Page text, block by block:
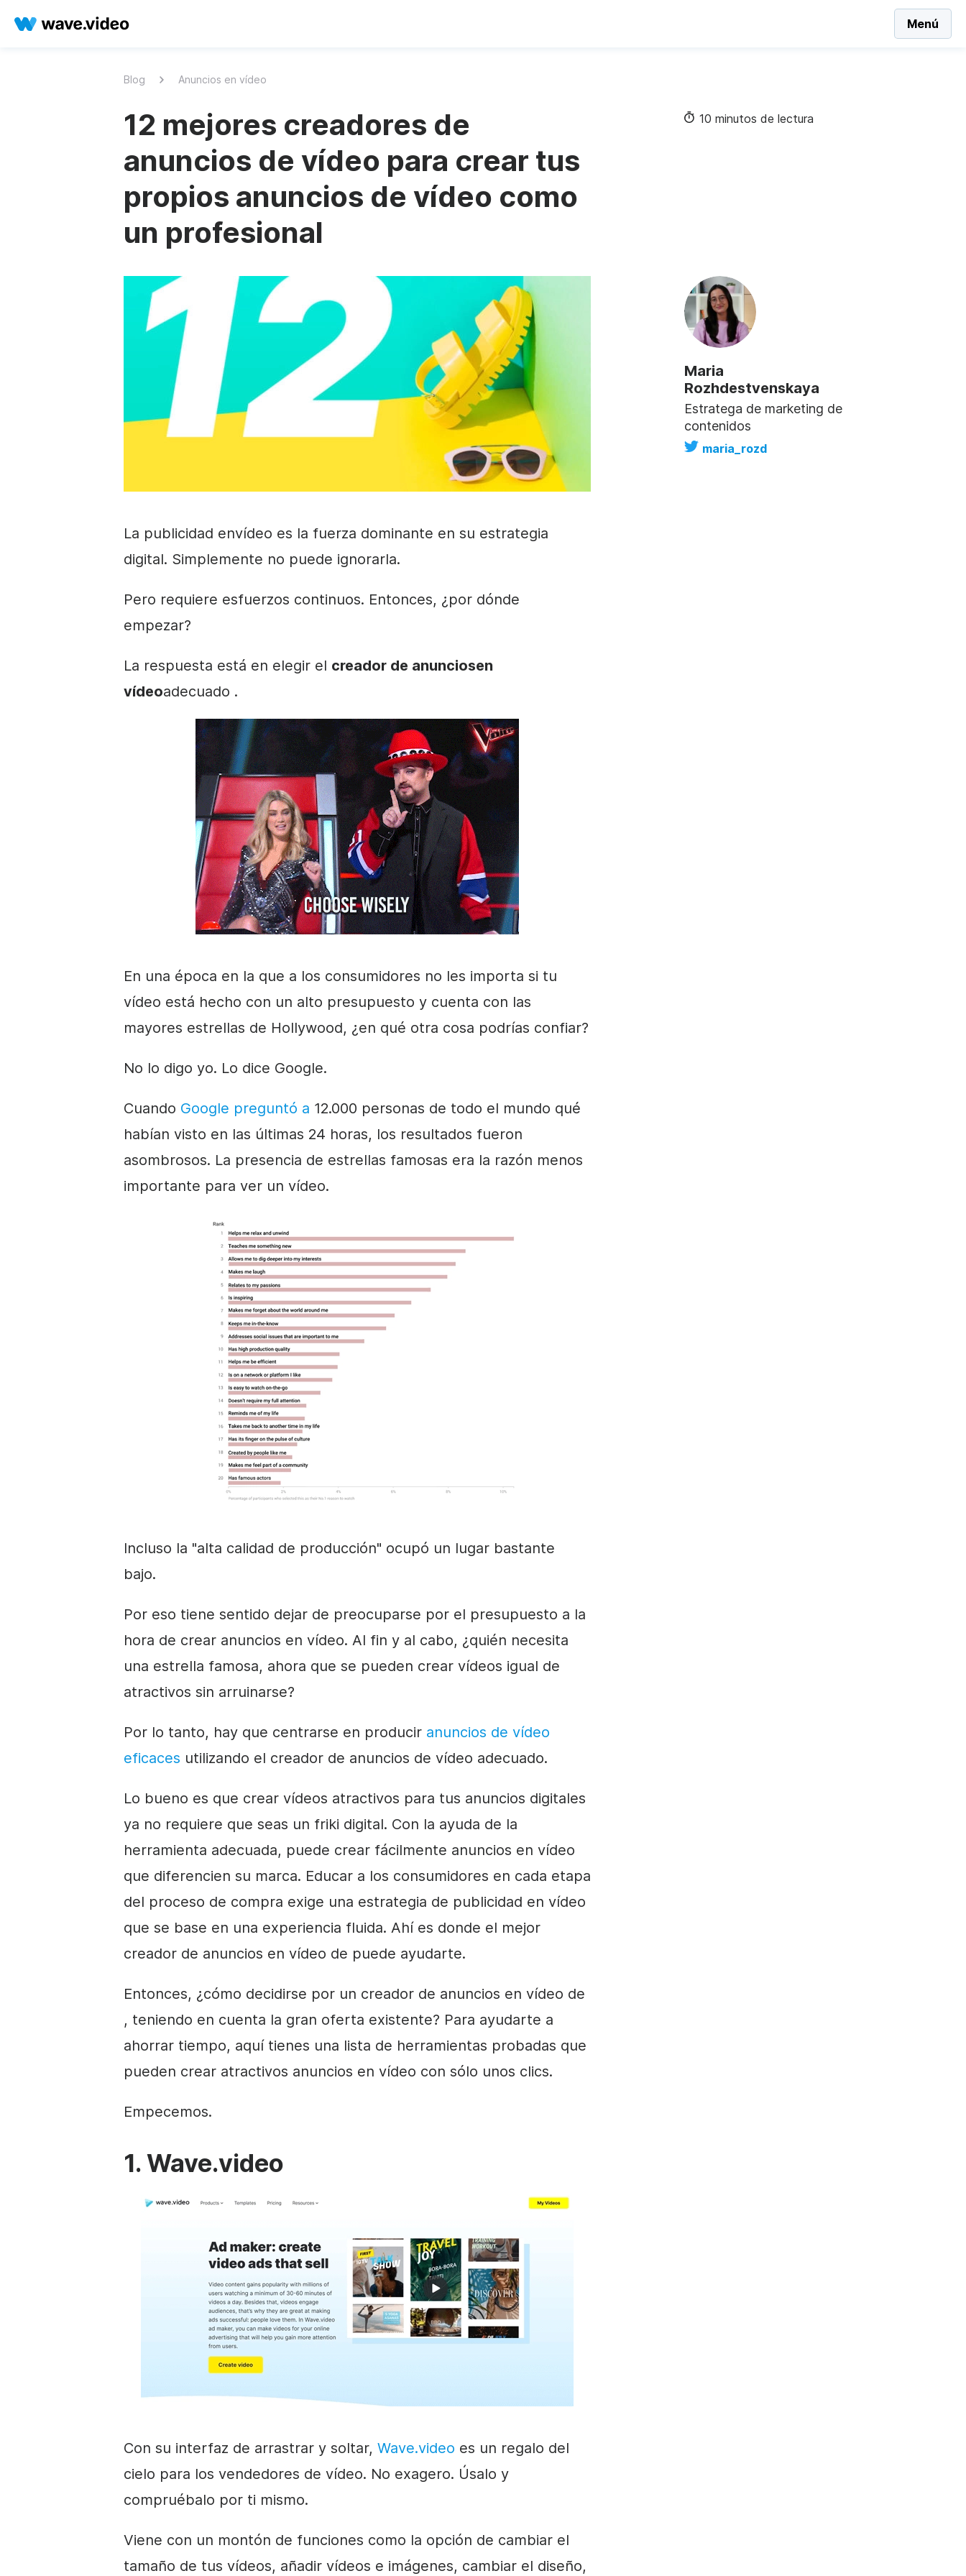
Menú
Blog Anuncios en vídeo
12 mejores creadores de
anuncios de vídeo para crear tus
propios anuncios de vídeo como
un profesional
10 minutos de lectura
Maria
Rozhdestvenskaya
Estratega de marketing de
contenidos
maria_rozd
La publicidad envídeo es la fuerza dominante en su estrategia
digital. Simplemente no puede ignorarla.
Pero requiere esfuerzos continuos. Entonces, ¿por dónde
empezar?
La respuesta está en elegir el creador de anunciosen
vídeoadecuado .
En una época en la que a los consumidores no les importa si tu
vídeo está hecho con un alto presupuesto y cuenta con las
mayores estrellas de Hollywood, ¿en qué otra cosa podrías confiar?
No lo digo yo. Lo dice Google.
Cuando Google preguntó a 12.000 personas de todo el mundo qué
habían visto en las últimas 24 horas, los resultados fueron
asombrosos. La presencia de estrellas famosas era la razón menos
importante para ver un vídeo.
Incluso la "alta calidad de producción" ocupó un lugar bastante
bajo.
Por eso tiene sentido dejar de preocuparse por el presupuesto a la
hora de crear anuncios en vídeo. Al fin y al cabo, ¿quién necesita
una estrella famosa, ahora que se pueden crear vídeos igual de
atractivos sin arruinarse?
Por lo tanto, hay que centrarse en producir anuncios de vídeo
eficaces utilizando el creador de anuncios de vídeo adecuado.
Lo bueno es que crear vídeos atractivos para tus anuncios digitales
ya no requiere que seas un friki digital. Con la ayuda de la
herramienta adecuada, puede crear fácilmente anuncios en vídeo
que diferencien su marca. Educar a los consumidores en cada etapa
del proceso de compra exige una estrategia de publicidad en vídeo
que se base en una experiencia fluida. Ahí es donde el mejor
creador de anuncios en vídeo de puede ayudarte.
Entonces, ¿cómo decidirse por un creador de anuncios en vídeo de
, teniendo en cuenta la gran oferta existente? Para ayudarte a
ahorrar tiempo, aquí tienes una lista de herramientas probadas que
pueden crear atractivos anuncios en vídeo con sólo unos clics.
Empecemos.
1. Wave.video
Con su interfaz de arrastrar y soltar, Wave.video es un regalo del
cielo para los vendedores de vídeo. No exagero. Úsalo y
compruébalo por ti mismo.
Viene con un montón de funciones como la opción de cambiar el
tamaño de tus vídeos, añadir vídeos e imágenes, cambiar el diseño,